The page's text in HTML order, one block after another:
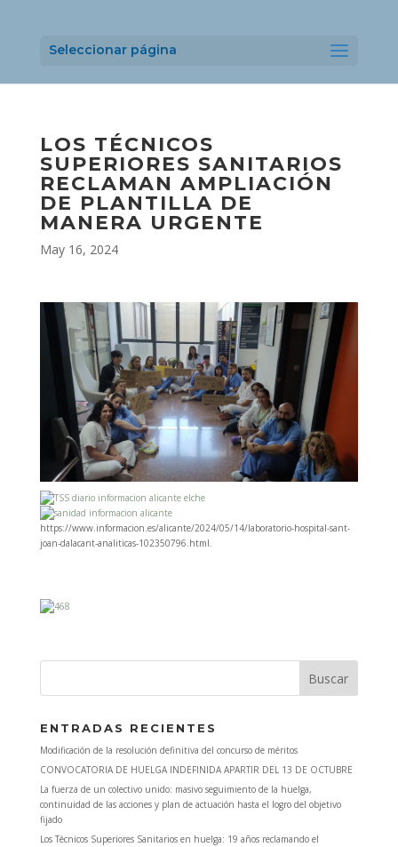
Seleccionar página
LOS TÉCNICOS
SUPERIORES SANITARIOS
RECLAMAN AMPLIACIÓN
DE PLANTILLA DE
MANERA URGENTE
May 16, 2024
https://www.informacion.es/alicante/2024/05/14/laboratorio-hospital-sant-
joan-dalacant-analiticas-102350796.html.
ENTRADAS RECIENTES
Modificación de la resolución definitiva del concurso de méritos
CONVOCATORIA DE HUELGA INDEFINIDA APARTIR DEL 13 DE OCTUBRE
La fuerza de un colectivo unido: masivo seguimiento de la huelga,
continuidad de las acciones y plan de actuación hasta el logro del objetivo
fijado
Los Técnicos Superiores Sanitarios en huelga: 19 años reclamando el